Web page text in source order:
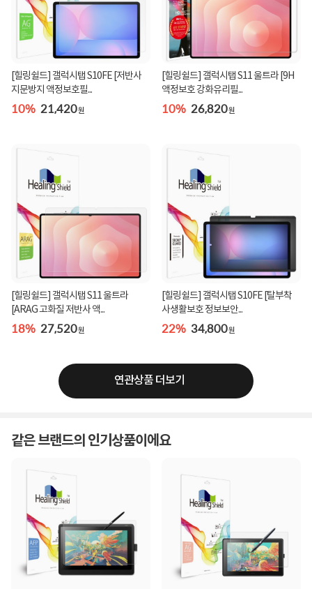
[힐링쉴드] 갤럭시탭 S10FE [저반사
지문방지 액정보호필...
10% 21,420원
[힐링쉴드] 갤럭시탭 S11 울트라 [9H
액정보호 강화유리필...
10% 26,820원
[힐링쉴드] 갤럭시탭 S11 울트라
[ARAG 고화질 저반사 액...
18% 27,520원
[힐링쉴드] 갤럭시탭 S10FE [탈부착
사생활보호 정보보안...
22% 34,800원
연관상품 더보기
같은 브랜드의 인기상품이에요